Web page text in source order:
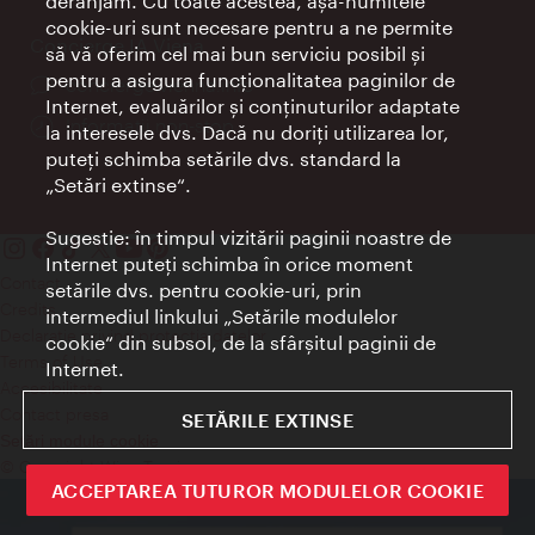
Concierge IA Viena
concierge.vienna.info
Informații non-stop
Credits
Declaraţie privind protecţia datelor
Terms of Use
Accesibilitate
© Copyright Wien Tourismus
cookie-uri sunt necesare pentru a ne permite
să vă oferim cel mai bun serviciu posibil şi
pentru a asigura funcţionalitatea paginilor de
Internet, evaluărilor şi conţinuturilor adaptate
la interesele dvs. Dacă nu doriţi utilizarea lor,
puteţi schimba setările dvs. standard la
„Setări extinse“.
Sugestie: în timpul vizitării paginii noastre de
Internet puteţi schimba în orice moment
setările dvs. pentru cookie-uri, prin
intermediul linkului „Setările modulelor
cookie“ din subsol, de la sfârşitul paginii de
Internet.
SETĂRILE EXTINSE
ACCEPTAREA TUTUROR MODULELOR COOKIE